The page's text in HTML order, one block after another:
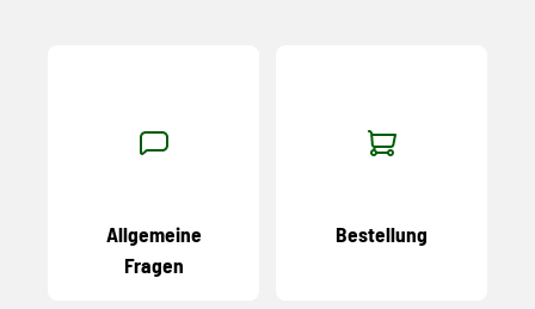
Allgemeine
Fragen
Bestellung